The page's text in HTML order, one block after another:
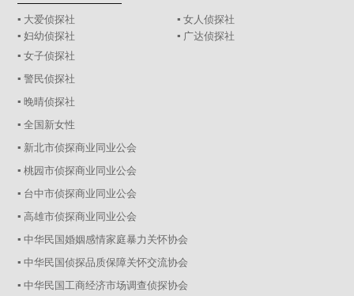
▪ 大爱侦探社
▪ 女人侦探社
▪ 妇幼侦探社
▪ 广达侦探社
▪ 女子侦探社
▪ 警民侦探社
▪ 晚晴侦探社
▪ 全国新女性
▪ 新北市侦探商业同业公会
▪ 桃园市侦探商业同业公会
▪ 台中市侦探商业同业公会
▪ 高雄市侦探商业同业公会
▪ 中华民国婚姻感情家庭暴力关怀协会
▪ 中华民国侦探品质保障关怀交流协会
▪ 中华民国工商经济市场调查侦探协会